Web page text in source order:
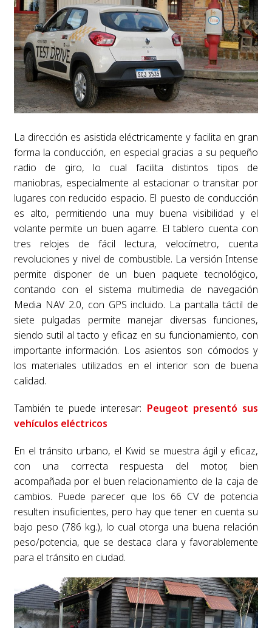
La dirección es asistida eléctricamente y facilita en gran
forma la conducción, en especial gracias a su pequeño
radio de giro, lo cual facilita distintos tipos de
maniobras, especialmente al estacionar o transitar por
lugares con reducido espacio. El puesto de conducción
es alto, permitiendo una muy buena visibilidad y el
volante permite un buen agarre. El tablero cuenta con
tres relojes de fácil lectura, velocímetro, cuenta
revoluciones y nivel de combustible. La versión Intense
permite disponer de un buen paquete tecnológico,
contando con el sistema multimedia de navegación
Media NAV 2.0, con GPS incluido. La pantalla táctil de
siete pulgadas permite manejar diversas funciones,
siendo sutil al tacto y eficaz en su funcionamiento, con
importante información. Los asientos son cómodos y
los materiales utilizados en el interior son de buena
calidad.
También te puede interesar: Peugeot presentó sus
vehículos eléctricos
En el tránsito urbano, el Kwid se muestra ágil y eficaz,
con una correcta respuesta del motor, bien
acompañada por el buen relacionamiento de la caja de
cambios. Puede parecer que los 66 CV de potencia
resulten insuficientes, pero hay que tener en cuenta su
bajo peso (786 kg.), lo cual otorga una buena relación
peso/potencia, que se destaca clara y favorablemente
para el tránsito en ciudad.